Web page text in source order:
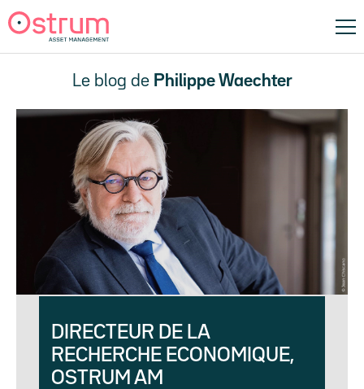
Le blog de Philippe Waechter
DIRECTEUR DE LA
RECHERCHE ECONOMIQUE,
OSTRUM AM